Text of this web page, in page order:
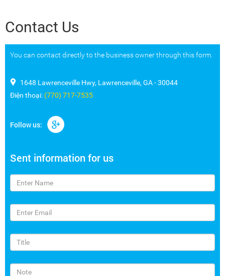
Contact Us
You can contact directly to the business owner through this form.
1648 Lawrenceville Hwy, Lawrenceville, GA - 30044
Điện thoại: (770) 717-7535
Follow us:
Sent information for us